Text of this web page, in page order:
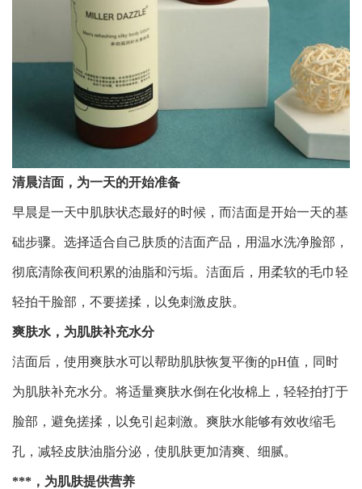
清晨洁面，为一天的开始准备
早晨是一天中肌肤状态最好的时候，而洁面是开始一天的基
础步骤。选择适合自己肤质的洁面产品，用温水洗净脸部，
彻底清除夜间积累的油脂和污垢。洁面后，用柔软的毛巾轻
轻拍干脸部，不要搓揉，以免刺激皮肤。
爽肤水，为肌肤补充水分
洁面后，使用爽肤水可以帮助肌肤恢复平衡的pH值，同时
为肌肤补充水分。将适量爽肤水倒在化妆棉上，轻轻拍打于
脸部，避免搓揉，以免引起刺激。爽肤水能够有效收缩毛
孔，减轻皮肤油脂分泌，使肌肤更加清爽、细腻。
***，为肌肤提供营养